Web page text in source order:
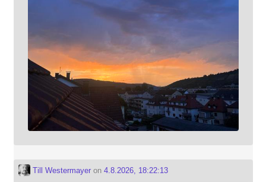
Till Westermayeron 4.8.2026, 18:22:13